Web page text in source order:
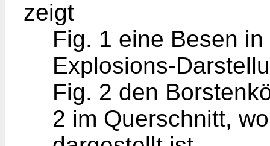
zeigt
Fig. 1 eine Besen
Explosions-
Fig. 2 den
2 im Querschnitt,